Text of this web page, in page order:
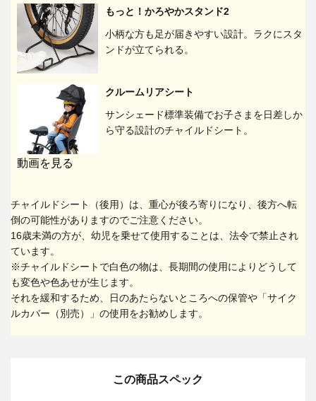
もっと！かろやかスタンド2
小柄な方も足が届きやすい設計。ラクにスタ
ンドが立てられる。
クルームリアシート
サンシェード標準装備でお子さまを日差しか
ら守る設計のチャイルドシート。
動画を見る
チャイルドシート（後用）は、重心が後ろ寄りになり、後方へ転
倒の可能性がありますのでご注意ください。
16歳未満の方が、幼児を乗せて使用することは、法令で禁止され
ています。
※チャイルドシートで白色の物は、長期間の使用によりどうして
も変色や色あせが生じます。
それを緩和するため、日のあたらないところへの保管や「サイク
ルカバー（別売）」の使用をお勧めします。
この商品スペック